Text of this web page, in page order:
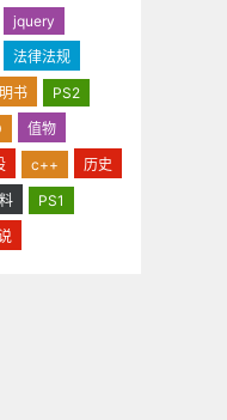
jquery
法律法规
书
PS2
值物
c++
历史
PS1